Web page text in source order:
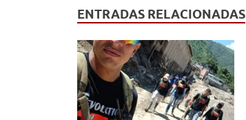
ENTRADAS RELACIONADAS